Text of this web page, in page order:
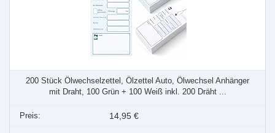
200 Stück Ölwechselzettel, Ölzettel Auto, Ölwechsel Anhänger
mit Draht, 100 Grün + 100 Weiß inkl. 200 Dräht ...
14,95 €